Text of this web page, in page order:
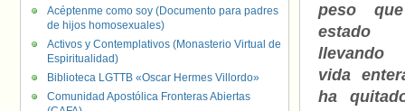
peso
estado
vida
ha
Acéptenme como soy (Documento para padres
de hijos homosexuales)
Activos y Contemplativos (Monasterio Virtual de
Espiritualidad)
Biblioteca LGTTB «Oscar Hermes Villordo»
Comunidad Apostólica Fronteras Abiertas